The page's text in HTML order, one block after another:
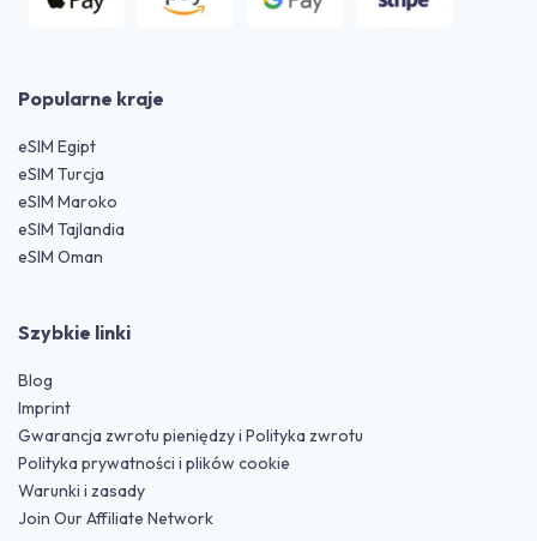
Popularne kraje
eSIM Egipt
eSIM Turcja
eSIM Maroko
eSIM Tajlandia
eSIM Oman
Szybkie linki
Blog
Imprint
Gwarancja zwrotu pieniędzy i Polityka zwrotu
Polityka prywatności i plików cookie
Warunki i zasady
Join Our Affiliate Network